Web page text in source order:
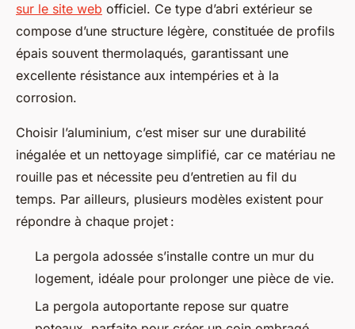
sur le site web officiel. Ce type d’abri extérieur se
compose d’une structure légère, constituée de profils
épais souvent thermolaqués, garantissant une
excellente résistance aux intempéries et à la
corrosion.
Choisir l’aluminium, c’est miser sur une durabilité
inégalée et un nettoyage simplifié, car ce matériau ne
rouille pas et nécessite peu d’entretien au fil du
temps. Par ailleurs, plusieurs modèles existent pour
répondre à chaque projet :
La pergola adossée s’installe contre un mur du
logement, idéale pour prolonger une pièce de vie.
La pergola autoportante repose sur quatre